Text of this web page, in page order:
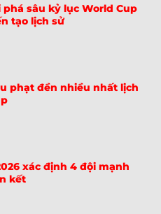
Ngày 23/06: Dự Đoán Tỷ
00h00 Ngày 23/06: Dự Đoán
Gãy Chân Trên Sân –
Saudi Arabia 23h00 Ngày
Thám Tại World Cup 2026:
phá sâu kỷ lục World Cup
tạo lịch sử
phạt đền nhiều nhất lịch
xác định 4 đội mạnh
kết